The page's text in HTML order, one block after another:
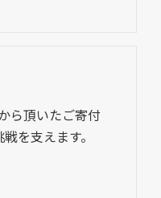
ら頂いたご寄付
を支えます。